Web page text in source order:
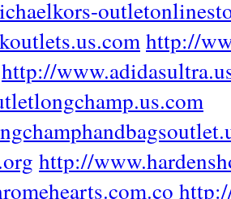
http://
http://
http://